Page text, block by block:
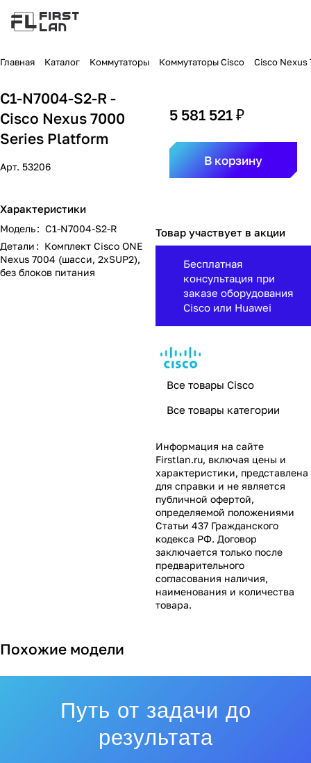
Главная Каталог Коммутаторы Коммутаторы Cisco Cisco Nexus
C1-N7004-S2-R -
Cisco Nexus 7000
Series Platform
Арт. 53206
Характеристики
Модель: C1-N7004-S2-R
Детали: Комплект Cisco ONE
Nexus 7004 (шасси, 2xSUP2),
без блоков питания
5 581 521 ₽
В корзину
Товар участвует в акции
Бесплатная
консультация при
заказе оборудования
Cisco или Huawei
Все товары Cisco
Все товары категории
Информация на сайте
Firstlan.ru, включая цены и
характеристики, представлена
для справки и не является
публичной офертой,
определяемой положениями
Статьи 437 Гражданского
кодекса РФ. Договор
заключается только после
предварительного
согласования наличия,
наименования и количества
товара.
Похожие модели
Путь от задачи до
результата